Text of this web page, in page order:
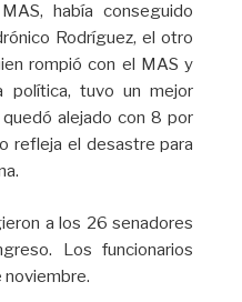
había conseguido
Rodríguez, el otro
rompió con el MAS y
política, tuvo un mejor
alejado con 8 por
refleja el desastre para
a los 26 senadores
Los funcionarios
noviembre.